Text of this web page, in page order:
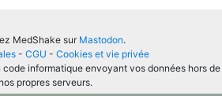
MedShake sur Mastodon.
- CGU - Cookies et vie privée
informatique envoyant vos données hors de
nos propres serveurs.